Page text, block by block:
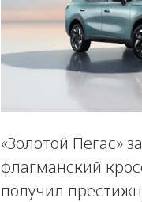
«Золотой Пегас»
флагманский
получил